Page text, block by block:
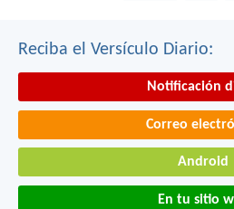
Reciba el Versículo Diario:
Notificación
Correo
Android
En tu sitio